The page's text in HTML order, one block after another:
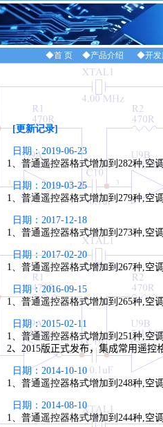
◆首 页 ◆产品介绍 ◆开发
[更新记录]
日期：2019-06-23
1、普通遥控器格式增加到282种,空
日期：2019-03-25
1、普通遥控器格式增加到279种,空
日期：2017-12-18
1、普通遥控器格式增加到273种,空
日期：2017-02-20
1、普通遥控器格式增加到267种,空
日期：2016-09-15
1、普通遥控器格式增加到265种,空
日期：2015-02-11
1、普通遥控器格式增加到251种,空
2、2015版正式发布，集成常用遥控
日期：2014-10-10
1、普通遥控器格式增加到248种,空
日期：2014-08-10
1、普通遥控器格式增加到244种,空